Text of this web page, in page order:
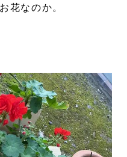
花なのか。